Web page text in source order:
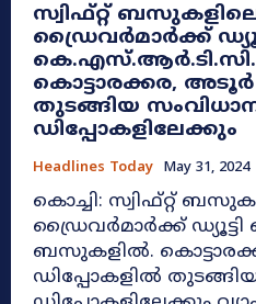
സ്വിഫ്റ്റ്
ഡ്രൈവർമാർക്ക്
കൊട്ടാരക്കര,
തുടങ്ങിയ
ഡിപ്പോകളിലേക്കും
Headlines Today May 31, 2024
കൊച്ചി: സ്വിഫ്റ്റ്
ഡ്രൈവർമാർക്ക്
ബസുകളിൽ.
ഡിപ്പോകളിൽ